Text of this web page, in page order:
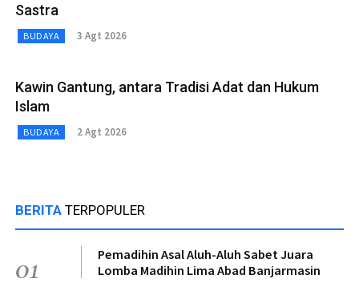
Sastra
BUDAYA 3 Agt 2026
Kawin Gantung, antara Tradisi Adat dan Hukum
Islam
BUDAYA 2 Agt 2026
BERITA TERPOPULER
01
Pemadihin Asal Aluh-Aluh Sabet Juara
Lomba Madihin Lima Abad Banjarmasin